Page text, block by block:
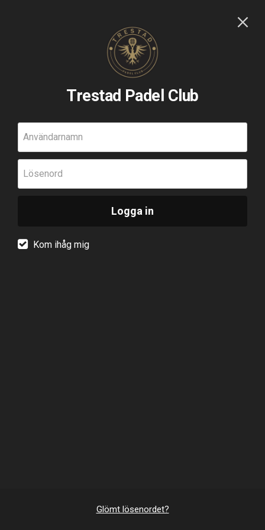
Trestad Padel Club
Användarnamn
Lösenord
Logga in
Kom ihåg mig
Glömt lösenordet?